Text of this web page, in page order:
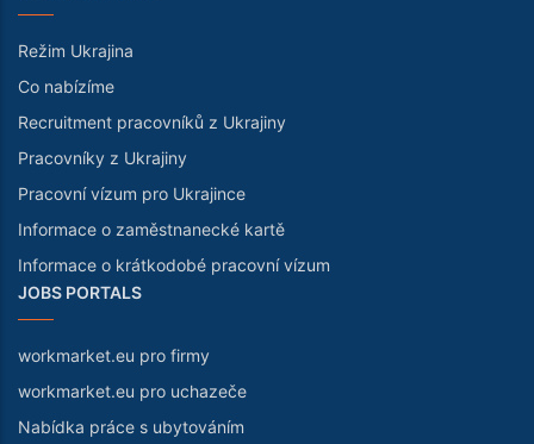
Režim Ukrajina
Co nabízíme
Recruitment pracovníků z Ukrajiny
Pracovníky z Ukrajiny
Pracovní vízum pro Ukrajince
Informace o zaměstnanecké kartě
Informace o krátkodobé pracovní vízum
JOBS PORTALS
workmarket.eu pro firmy
workmarket.eu pro uchazeče
Nabídka práce s ubytováním